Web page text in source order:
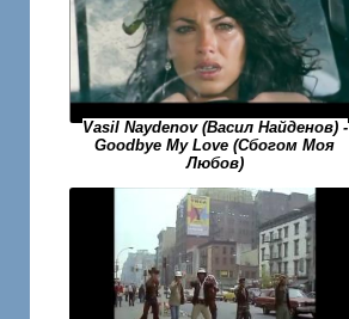
Vasil Naydenov (Васил Найденов) -
Goodbye My Love (Сбогом Моя
Любов)